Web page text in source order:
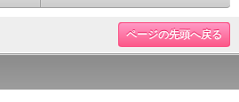
ページの先頭へ戻る